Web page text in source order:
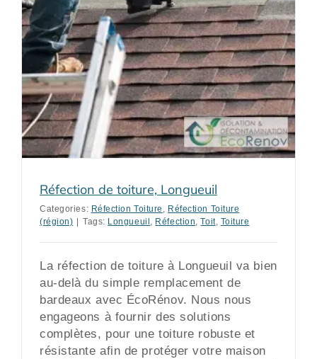
Réfection de toiture, Longueuil
Categories: Réfection Toiture
Réfection Toiture
(région) | Tags: Longueuil Réfection ,Toit, Toiture
La réfection de toiture à Longueuil va bien
au-delà du simple remplacement de
bardeaux avec ÉcoRénov. Nous nous
engageons à fournir des solutions
complètes, pour une toiture robuste et
résistante afin de protéger votre maison